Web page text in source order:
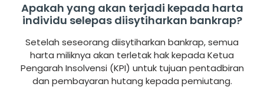
Apakah yang akan terjadi kepada harta
individu selepas diisytiharkan bankrap?
Setelah seseorang diisytiharkan bankrap, semua
harta miliknya akan terletak hak kepada Ketua
Pengarah Insolvensi (KPI) untuk tujuan pentadbiran
dan pembayaran hutang kepada pemiutang.